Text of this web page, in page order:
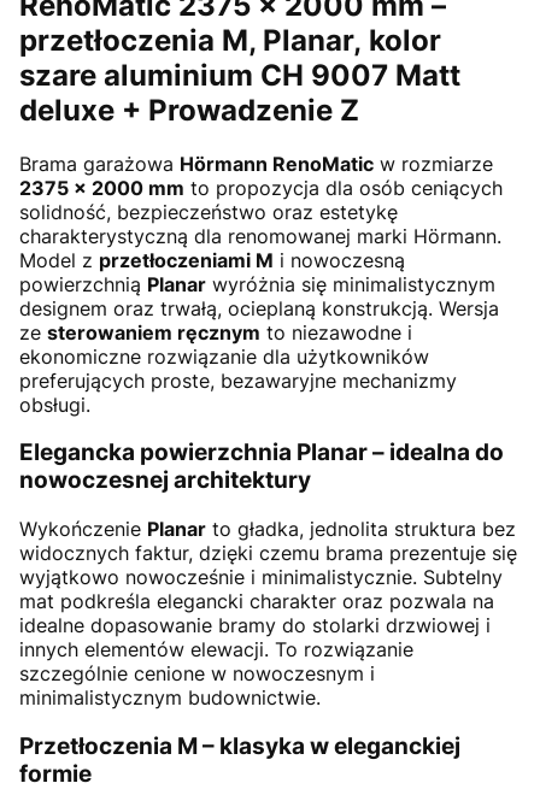
przetłoczenia M, Planar, kolor
szare aluminium CH 9007 Matt
deluxe + Prowadzenie Z
Brama garażowa Hörmann RenoMatic w rozmiarze
2375 × 2000 mm to propozycja dla osób ceniących
solidność, bezpieczeństwo oraz estetykę
charakterystyczną dla renomowanej marki Hörmann.
Model z przetłoczeniami M i nowoczesną
powierzchnią Planar wyróżnia się minimalistycznym
designem oraz trwałą, ocieplaną konstrukcją. Wersja
ze sterowaniem ręcznym to niezawodne i
ekonomiczne rozwiązanie dla użytkowników
preferujących proste, bezawaryjne mechanizmy
obsługi.
Elegancka powierzchnia Planar – idealna do
nowoczesnej architektury
Wykończenie Planar to gładka, jednolita struktura bez
widocznych faktur, dzięki czemu brama prezentuje się
wyjątkowo nowocześnie i minimalistycznie. Subtelny
mat podkreśla elegancki charakter oraz pozwala na
idealne dopasowanie bramy do stolarki drzwiowej i
innych elementów elewacji. To rozwiązanie
szczególnie cenione w nowoczesnym i
minimalistycznym budownictwie.
Przetłoczenia M – klasyka w eleganckiej
formie